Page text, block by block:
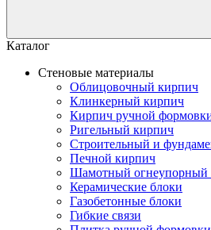
Каталог
Стеновые материалы
Облицовочный кирпич
Клинкерный кирпич
Кирпич ручной
Ригельный кирпич
Строительный и
Печной кирпич
Шамотный огнеупорный
Керамические блоки
Газобетонные блоки
Гибкие связи